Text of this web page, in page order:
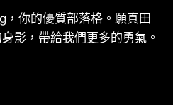
你的優質部落格。願真田
影，帶給我們更多的勇氣。